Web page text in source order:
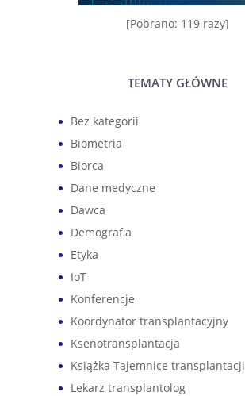
[Pobrano: 119 razy]
TEMATY GŁÓWNE
Bez kategorii
Biometria
Biorca
Dane medyczne
Dawca
Demografia
Etyka
IoT
Konferencje
Koordynator transplantacyjny
Ksenotransplantacja
Książka Tajemnice transplantacji
Lekarz transplantolog